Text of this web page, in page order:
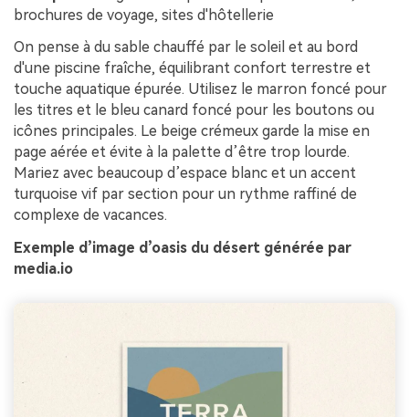
brochures de voyage, sites d'hôtellerie
On pense à du sable chauffé par le soleil et au bord
d'une piscine fraîche, équilibrant confort terrestre et
touche aquatique épurée. Utilisez le marron foncé pour
les titres et le bleu canard foncé pour les boutons ou
icônes principales. Le beige crémeux garde la mise en
page aérée et évite à la palette d’être trop lourde.
Mariez avec beaucoup d’espace blanc et un accent
turquoise vif par section pour un rythme raffiné de
complexe de vacances.
Exemple d’image d’oasis du désert générée par
media.io